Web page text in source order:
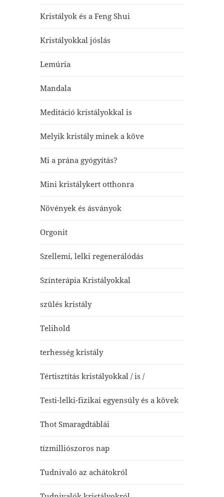
Kristályok és a Feng Shui
Kristályokkal jóslás
Lemúria
Mandala
Meditáció kristályokkal is
Melyik kristály minek a köve
Mi a prána gyógyítás?
Mini kristálykert otthonra
Növények és ásványok
Orgonit
Szellemi, lelki regenerálódás
Színterápia Kristályokkal
szülés kristály
Telihold
terhesség kristály
Tértisztítás kristályokkal / is /
Testi-lelki-fizikai egyensúly és a kövek
Thot Smaragdtáblái
tízmilliószoros nap
Tudnivaló az achátokról